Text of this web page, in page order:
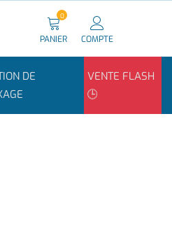
PANIER
0
COMPTE
DE
VENTE FLASH
🕒